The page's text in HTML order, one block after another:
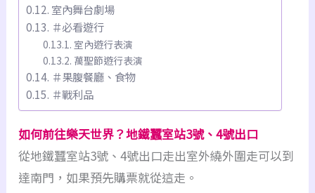
室內舞台劇場
＃必看遊行
室內遊行表演
萬聖節遊行表演
＃果腹餐廳、食物
＃戰利品
如何前往樂天世界？地鐵蠶室站3號、4號出口
從地鐵蠶室站3號、4號出口走出室外繞外圍走可以到
達南門，如果預先購票就從這走。